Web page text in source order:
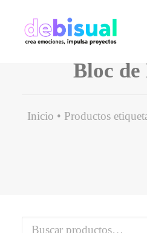
Bloc de
Inicio Productos
Buscar